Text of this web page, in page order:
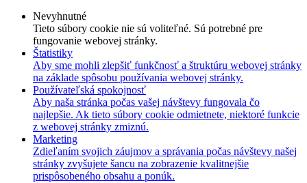
Nevyhnutné
Tieto súbory cookie nie sú voliteľné. Sú potrebné pre
fungovanie webovej stránky.
Štatistiky
Aby sme mohli zlepšiť funkčnosť a štruktúru webovej stránky
na základe spôsobu používania webovej stránky.
Používateľská spokojnosť
Aby naša stránka počas vašej návštevy fungovala čo
najlepšie. Ak tieto súbory cookie odmietnete, niektoré funkcie
z webovej stránky zmiznú.
Marketing
Zdieľaním svojich záujmov a správania počas návštevy našej
stránky zvyšujete šancu na zobrazenie kvalitnejšie
prispôsobeného obsahu a ponúk.